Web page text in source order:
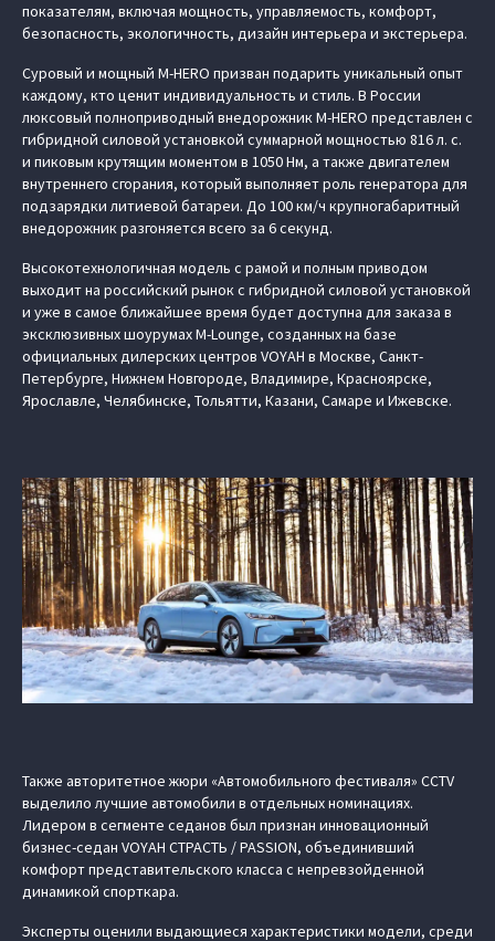
показателям, включая мощность, управляемость, комфорт,
безопасность, экологичность, дизайн интерьера и экстерьера.
Суровый и мощный M‑HERO призван подарить уникальный опыт
каждому, кто ценит индивидуальность и стиль. В России
люксовый полноприводный внедорожник M‑HERO представлен с
гибридной силовой установкой суммарной мощностью 816 л. с.
и пиковым крутящим моментом в 1050 Нм, а также двигателем
внутреннего сгорания, который выполняет роль генератора для
подзарядки литиевой батареи. До 100 км/ч крупногабаритный
внедорожник разгоняется всего за 6 секунд.
Высокотехнологичная модель с рамой и полным приводом
выходит на российский рынок с гибридной силовой установкой
и уже в самое ближайшее время будет доступна для заказа в
эксклюзивных шоурумах M-Lounge, созданных на базе
официальных дилерских центров VOYAH в Москве, Санкт-
Петербурге, Нижнем Новгороде, Владимире, Красноярске,
Ярославле, Челябинске, Тольятти, Казани, Самаре и Ижевске.
Также авторитетное жюри «Автомобильного фестиваля» CCTV
выделило лучшие автомобили в отдельных номинациях.
Лидером в сегменте седанов был признан инновационный
бизнес-седан VOYAH СТРАСТЬ / PASSION, объединивший
комфорт представительского класса с непревзойденной
динамикой спорткара.
Эксперты оценили выдающиеся характеристики модели, среди